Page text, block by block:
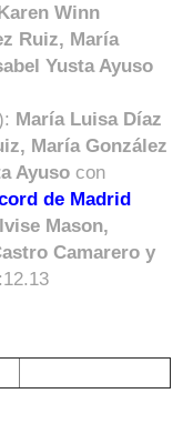
Winn
Ruiz, María
Yusta Ayuso
María Luisa Díaz
María González
Ayuso con
de Madrid
Mason,
Camarero y